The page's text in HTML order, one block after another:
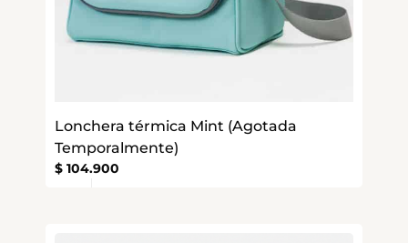
Lonchera térmica Mint (Agotada
Temporalmente)
$ 104.900